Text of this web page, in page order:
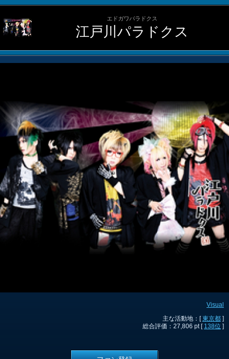
エドガワパラドクス
江戸川パラドクス
Visual
主な活動地：[東京都 ]
総合評価：27,806 pt [ 138位 ]